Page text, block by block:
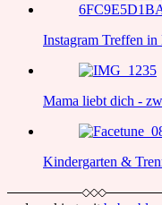
Instagram Treffen
Mama liebt dich -
Kindergarten &